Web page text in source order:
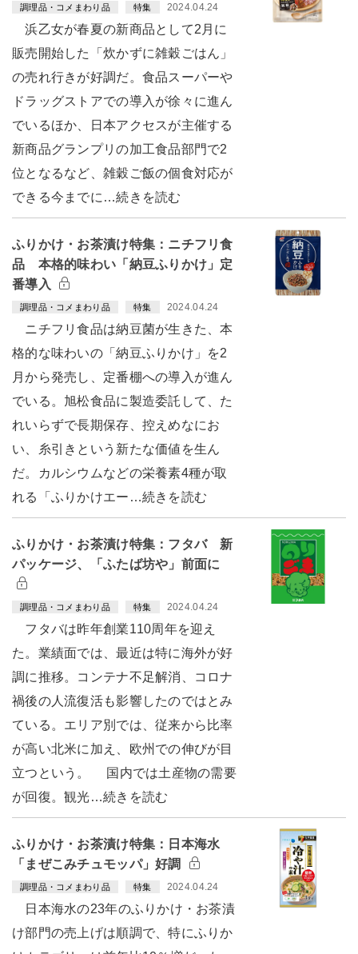
調理品・コメまわり品 特集 2024.04.24
浜乙女が春夏の新商品として2月に
販売開始した「炊かずに雑穀ごはん」
の売れ行きが好調だ。食品スーパーや
ドラッグストアでの導入が徐々に進ん
でいるほか、日本アクセスが主催する
新商品グランプリの加工食品部門で2
位となるなど、雑穀ご飯の個食対応が
できる今までに…続きを読む
ふりかけ・お茶漬け特集：ニチフリ食
品 本格的味わい「納豆ふりかけ」定
番導入
調理品・コメまわり品 特集 2024.04.24
ニチフリ食品は納豆菌が生きた、本
格的な味わいの「納豆ふりかけ」を2
月から発売し、定番棚への導入が進ん
でいる。旭松食品に製造委託して、た
れいらずで長期保存、控えめなにお
い、糸引きという新たな価値を生ん
だ。カルシウムなどの栄養素4種が取
れる「ふりかけエー…続きを読む
ふりかけ・お茶漬け特集：フタバ 新
パッケージ、「ふたば坊や」前面に
調理品・コメまわり品 特集 2024.04.24
フタバは昨年創業110周年を迎え
た。業績面では、最近は特に海外が好
調に推移。コンテナ不足解消、コロナ
禍後の人流復活も影響したのではとみ
ている。エリア別では、従来から比率
が高い北米に加え、欧州での伸びが目
立つという。 国内では土産物の需要
が回復。観光…続きを読む
ふりかけ・お茶漬け特集：日本海水
「まぜこみチュモッパ」好調
調理品・コメまわり品 特集 2024.04.24
日本海水の23年のふりかけ・お茶漬
け部門の売上げは順調で、特にふりか